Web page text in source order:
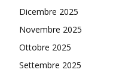
Dicembre 2025
Novembre 2025
Ottobre 2025
Settembre 2025